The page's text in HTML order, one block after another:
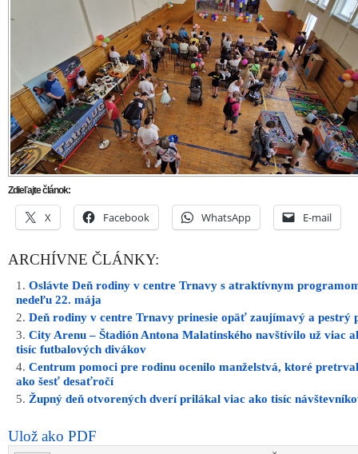
Oslávte Deň rodiny v centre Trnavy s atraktívnym
nedeľu 22. mája
Deň rodiny v centre Trnavy prinesie opäť zaujímavý a pestrý
City Arenu – Štadión Antona Malatinského navštívilo už viac
tisíc futbalových divákov
Centrum pomoci pre rodinu ocenilo manželstvá, ktoré
ako šesť desaťročí
Župný deň otvorených dverí prilákal viac ako tisíc
Ulož ako PDF
NapísalREDAKCIA25. mája 2023 15:09. Článok je
rubriky:
and pings are currently closed.